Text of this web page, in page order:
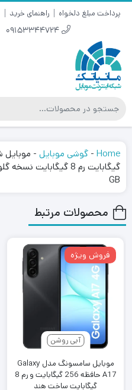
پرداخت مبلغ دلخواه راهنمای خرید
09153344724
Home
- گوشی موبایل -
GB
محصولات مرتبط
آبی روشن
فروش ویژه
موبایل سامسونگ مدل Galaxy
A17 حافظه 256 گیگابایت و رم 8
گیگابایت ساخت هند